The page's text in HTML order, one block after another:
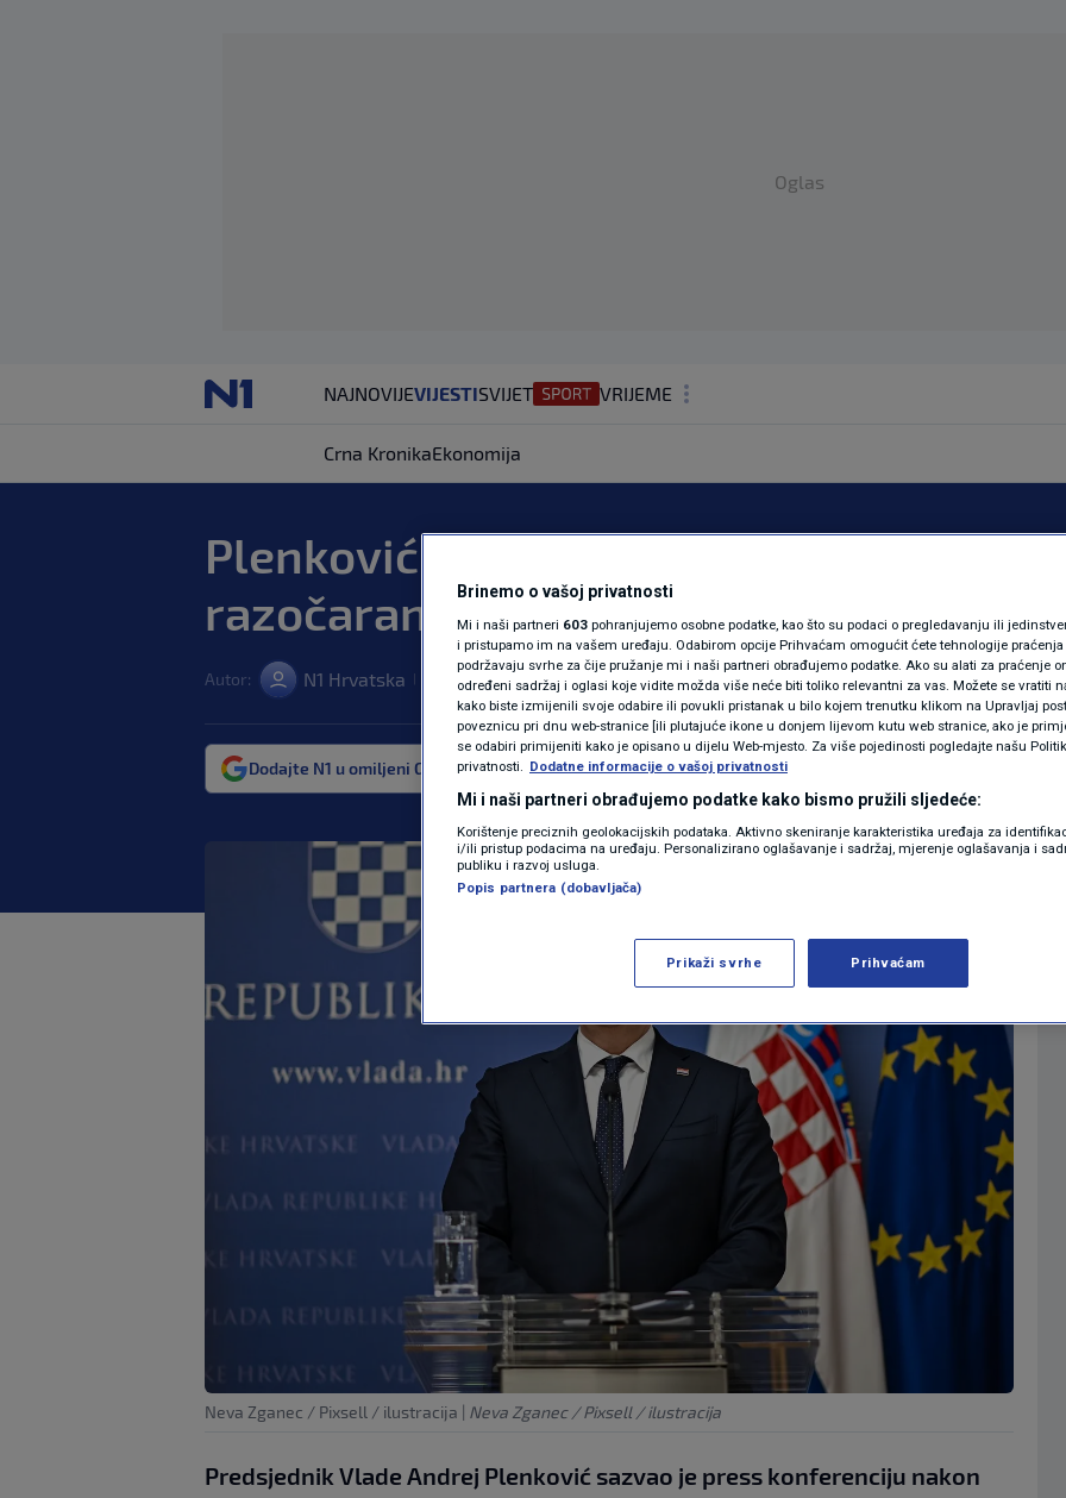
Oglas
NAJNOVIJEVIJESTISVIJET
VRIJEME
REGIJA
MAGAZIN
KOLUMNE
N1(DIS)INFO
KLIMATSKE PROMJENE
FOTO
VIDEO
Crna KronikaEkonomija
Plenković o Berošu: Zgrožen sam,
razočaran i ljutit!
Autor: N1 Hrvatska 15. stu. 2024. 09:47 11:40 VIJESTI 27 komentara
Dodajte N1 u omiljeni Google izvor Više
Neva Zganec / Pixsell / ilustracija | Neva Zganec / Pixsell / ilustracija
Predsjednik Vlade Andrej Plenković sazvao je press konferenciju nakon
Brinemo o vašoj privatnosti
Mi i naši partneri 603 pohranjujemo osobne podatke, kao što su podaci o pregledavanju ili
i pristupamo im na vašem uređaju. Odabirom opcije Prihvaćam omogućit ćete tehnologije praćenja
podržavaju svrhe za čije pružanje mi i naši partneri obrađujemo podatke. Ako su alati za praćenje
određeni sadržaj i oglasi koje vidite možda više neće biti toliko relevantni za vas. Možete se vratiti
kako biste izmijenili svoje odabire ili povukli pristanak u bilo kojem trenutku klikom na Upravljaj
poveznicu pri dnu web-stranice [ili plutajuće ikone u donjem lijevom kutu web stranice, ako je
se odabiri primijeniti kako je opisano u dijelu Web-mjesto. Za više pojedinosti pogledajte našu
privatnosti. Dodatne informacije o vašoj privatnosti
Mi i naši partneri obrađujemo podatke kako bismo pružili sljedeće:
Korištenje preciznih geolokacijskih podataka. Aktivno skeniranje karakteristika uređaja za
i/ili pristup podacima na uređaju. Personalizirano oglašavanje i sadržaj, mjerenje oglašavanja i
publiku i razvoj usluga.
Popis partnera (dobavljača)
Prikaži svrhe Prihvaćam